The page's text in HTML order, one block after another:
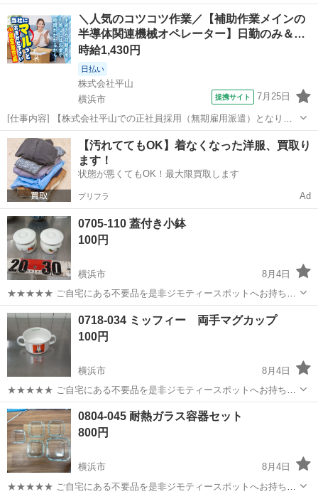
営しています。 粗⼤ごみ等の減量を⽬的にまだ使えるものをリユース
しています。 ★★★★★ ご自宅にある不要品を是非ジモティースポッ
トへお持ち込み...
食器 リユース
＼人気のコツコツ作業／【補助作業メインの
半導体関連機械オペレーター】日勤のみ＆…
時給1,430円
日払い
株式会社平山
横浜市
提携サイト 7月25日
[仕事内容] 【株式会社平山での正社員採用（無期雇用派遣）となりま
す】 半導体製造装置に使用される部品の製造スタッフ募集/／ 機械操
作が中心のお仕事で、複雑な作業はありません！ 【作業の流れ】 ◇材
料を機械のところまで運...
神奈川 横浜市 工場
【汚れててもOK】着なくなった洋服、買取り
ます！
状態が悪くてもOK！最大限買取します
プリフラ Ad
0705-110 蓋付き小鉢
100円
横浜市
8月4日
★★★★★ ご自宅にある不要品を是非ジモティースポットへお持ち込
みしませんか？ 家電、趣味・スポーツ・レジャー用品、こども用品、
衣料服飾品、生活雑貨、家具、本、CD・DVDなどが無料でまとめて持
ち込めます！ ※詳細はこ...
神奈川 横浜市
0718-034 ミッフィー 両手マグカップ
100円
横浜市
8月4日
★★★★★ ご自宅にある不要品を是非ジモティースポットへお持ち込
みしませんか？ 家電、趣味・スポーツ・レジャー用品、こども用品、
衣料服飾品、生活雑貨、家具、本、CD・DVDなどが無料でまとめて持
ち込めます！ ※詳細はこ...
神奈川 横浜市 食器 ミッフィー
0804-045 耐熱ガラス容器セット
800円
横浜市
8月4日
★★★★★ ご自宅にある不要品を是非ジモティースポットへお持ち込